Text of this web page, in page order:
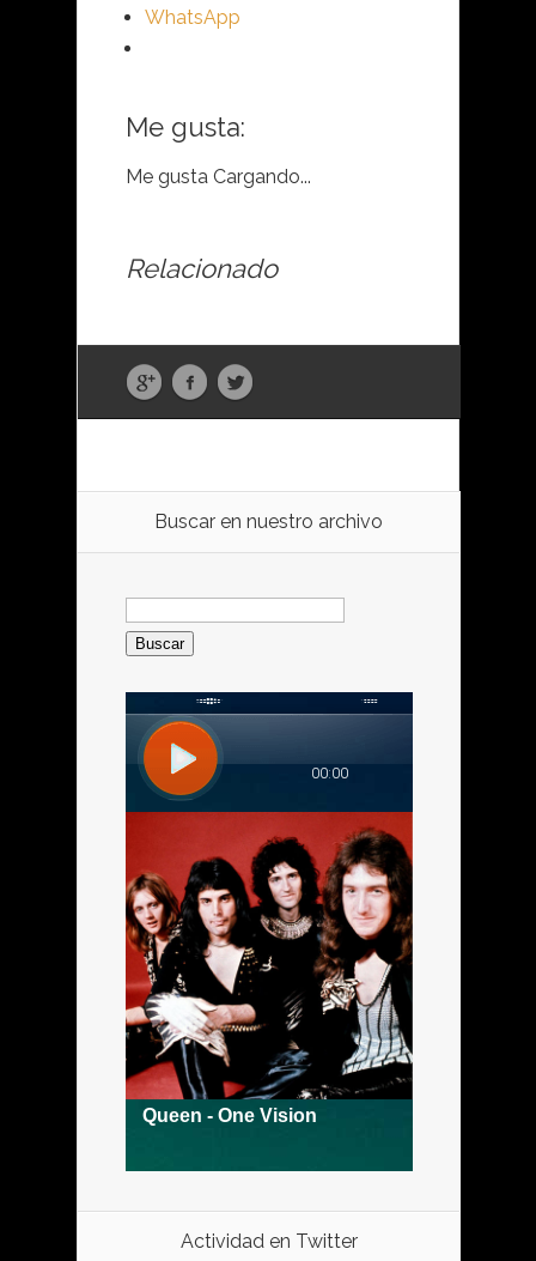
WhatsApp
Me gusta:
Me gusta Cargando...
Relacionado
Buscar en nuestro archivo
Buscar:
Actividad en Twitter